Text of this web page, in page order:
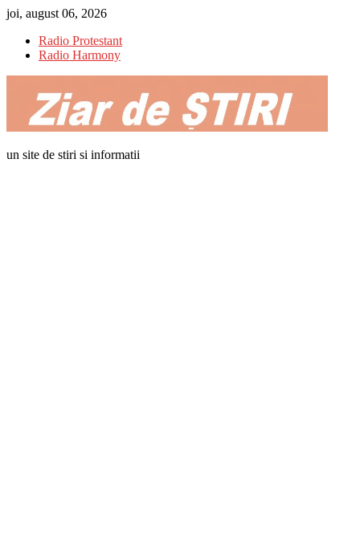
Skip
content
joi, august 06, 2026
Radio Protestant
Radio Harmony
un site de stiri si informatii